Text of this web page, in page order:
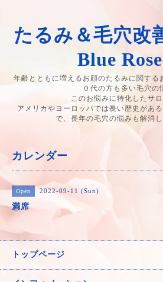
たるみ＆毛穴
Blue
年齢とともに増えるお顔のたるみに関する
０代の方も多い毛穴の
このお悩みに特化したサロ
アメリカやヨーロッパでは長い歴史があ
で、長年の毛穴の悩みも解消し
カレンダー
Open 2022-09-11 (Sun)
満席
トップページ